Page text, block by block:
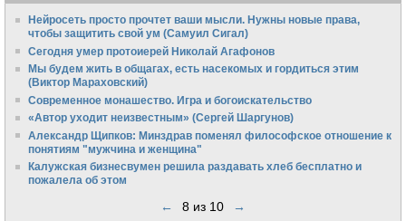
Нейросеть просто прочтет ваши мысли. Нужны новые права,
чтобы защитить свой ум (Самуил Сигал)
Сегодня умер протоиерей Николай Агафонов
Мы будем жить в общагах, есть насекомых и гордиться этим
(Виктор Мараховский)
Cовременное монашество. Игра и богоискательство
«Автор уходит неизвестным» (Сергей Шаргунов)
Александр Щипков: Минздрав поменял философское отношение к
понятиям "мужчина и женщина"
Калужская бизнесвумен решила раздавать хлеб бесплатно и
пожалела об этом
← 8 из 10 →